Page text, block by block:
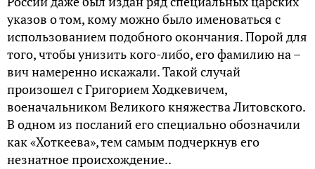
указов о том, кому можно было именоваться с
использованием подобного окончания. Порой для
того, чтобы унизить кого-либо, его фамилию на –
вич намеренно искажали. Такой случай
произошел с Григорием Ходкевичем,
военачальником Великого княжества Литовского.
В одном из посланий его специально обозначили
как «Хоткеева», тем самым подчеркнув его
незнатное происхождение..